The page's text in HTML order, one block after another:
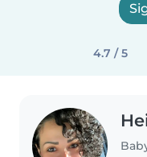
4.7 / 5